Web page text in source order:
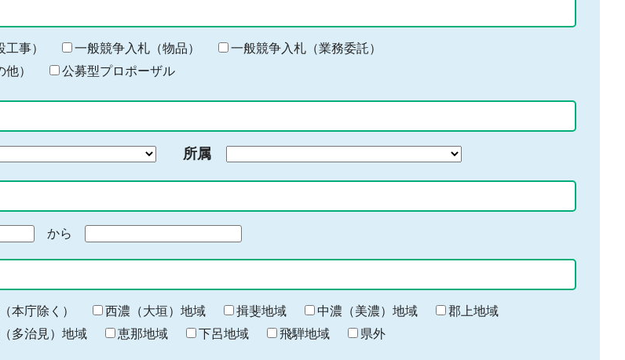
事） 一般競争入札（物品）
一般競争入札（業務委託）
）
公募型プロポーザル
所属
から
終
わ
り
本庁除く） 西濃（大垣）地域 揖斐地域 中濃（美濃）地域
郡上地域
多治見）地域 恵那地域 下呂地域 飛騨地域 県外